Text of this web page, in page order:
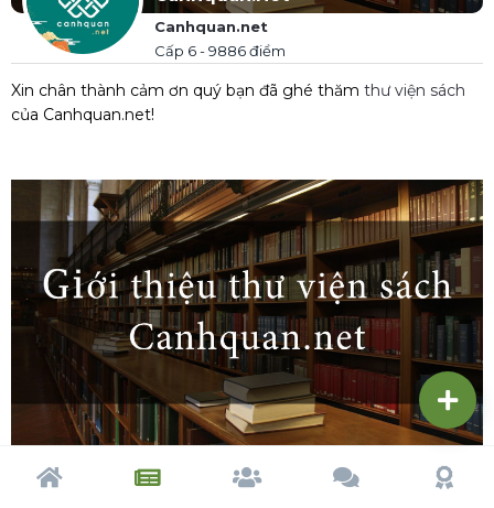
Canhquan.net
Cấp 6 - 9886 điểm
Xin chân thành cảm ơn quý bạn đã ghé thăm thư viện sách
của Canhquan.net!
Trang chủ Tạp chí Cộng đồng Cố vấn Dấu ấn